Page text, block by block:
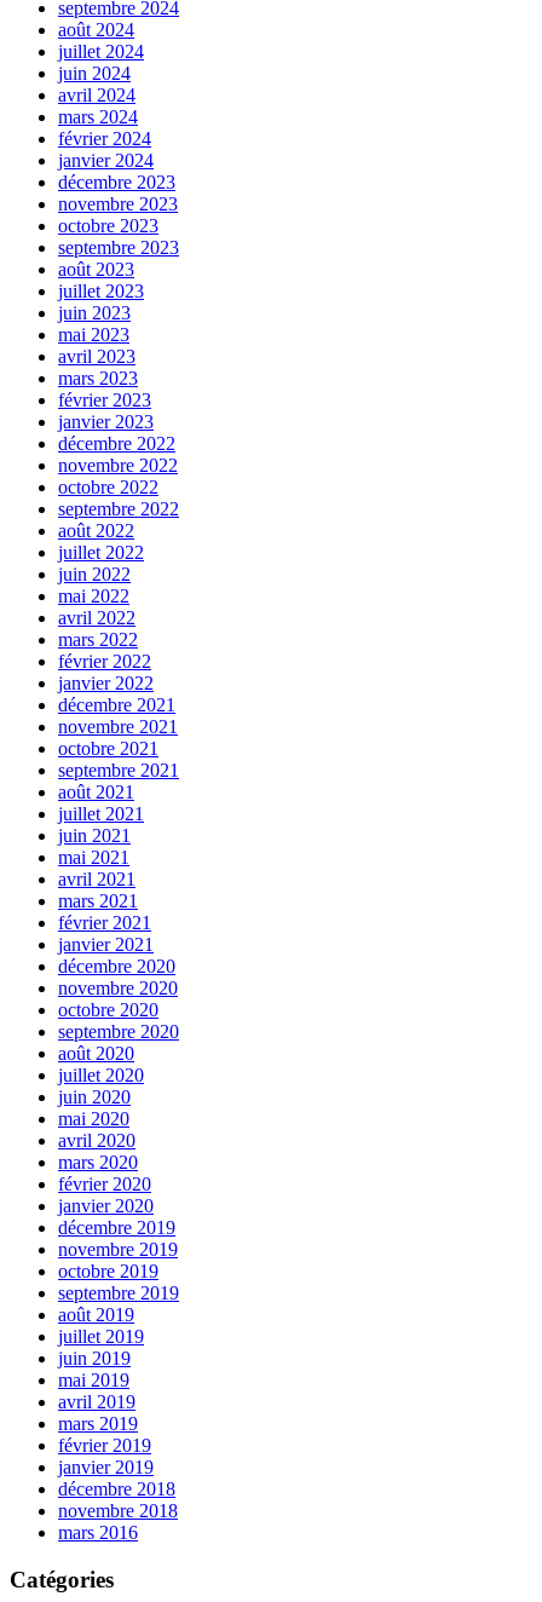
septembre 2024
août 2024
juillet 2024
juin 2024
avril 2024
mars 2024
février 2024
janvier 2024
décembre 2023
novembre 2023
octobre 2023
septembre 2023
août 2023
juillet 2023
juin 2023
mai 2023
avril 2023
mars 2023
février 2023
janvier 2023
décembre 2022
novembre 2022
octobre 2022
septembre 2022
août 2022
juillet 2022
juin 2022
mai 2022
avril 2022
mars 2022
février 2022
janvier 2022
décembre 2021
novembre 2021
octobre 2021
septembre 2021
août 2021
juillet 2021
juin 2021
mai 2021
avril 2021
mars 2021
février 2021
janvier 2021
décembre 2020
novembre 2020
octobre 2020
septembre 2020
août 2020
juillet 2020
juin 2020
mai 2020
avril 2020
mars 2020
février 2020
janvier 2020
décembre 2019
novembre 2019
octobre 2019
septembre 2019
août 2019
juillet 2019
juin 2019
mai 2019
avril 2019
mars 2019
février 2019
janvier 2019
décembre 2018
novembre 2018
mars 2016
Catégories